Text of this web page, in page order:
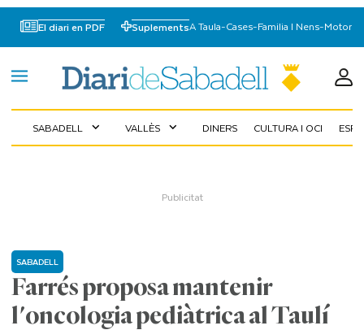
El diari en PDF SuplementsA Taula-Cases-Familia I Nens-Motor
SABADELL expand_more VALLÈS expand_more DINERS CULTURA I OCI
Farrés proposa mantenir
l'oncologia pediàtrica al Taulí
SABADELL